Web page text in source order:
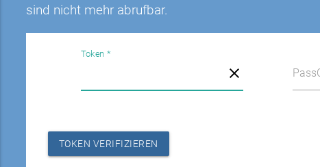
sind nicht mehr abrufbar.
Token *
TOKEN VERIFIZIEREN